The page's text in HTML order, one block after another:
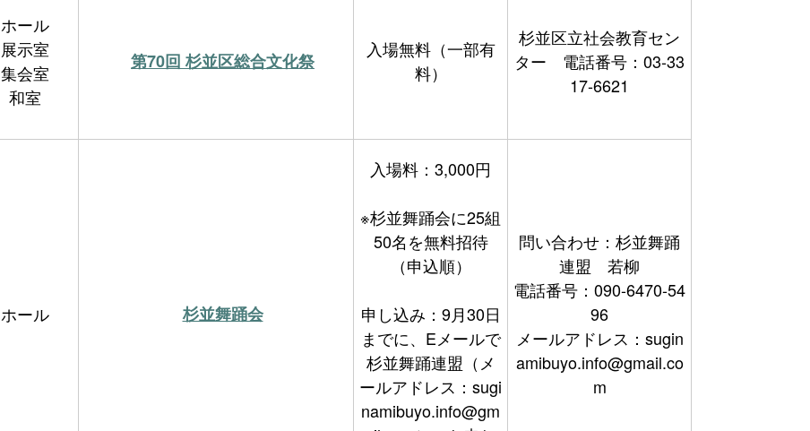
ホール
展示室
集会室
和室
第70回 杉並区総合文化祭
入場無料（一部有
料）
杉並区立社会教育セン
ター 電話番号：03-33
17-6621
ホール 杉並舞踊会
入場料：3,000円
※杉並舞踊会に25組
50名を無料招待
（申込順）
申し込み：9月30日
までに、Eメールで
杉並舞踊連盟（メ
ールアドレス：sugi
namibuyo.info@gm
問い合わせ：杉並舞踊
連盟 若柳
電話番号：090-6470-54
96
メールアドレス：sugin
amibuyo.info@gmail.co
m